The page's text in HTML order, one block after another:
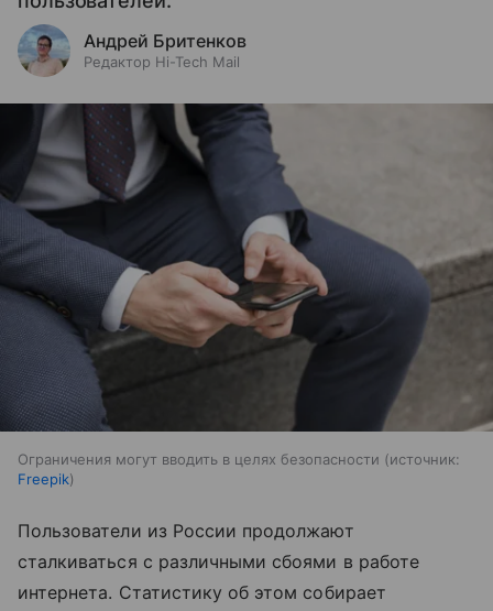
Андрей Бритенков
Редактор Hi-Tech Mail
Ограничения могут вводить в целях безопасности
источник:
Freepik
Пользователи из России продолжают
сталкиваться с различными сбоями в работе
интернета. Статистику об этом собирает